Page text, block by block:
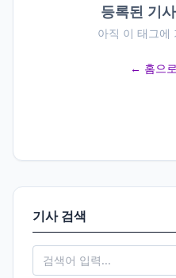
등록된 기
아직 이 태그에
← 홈으
기사 검색